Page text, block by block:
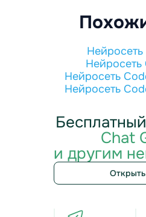
Нейросеть
Нейросеть
Нейросеть
Chat
и другим
Открыть